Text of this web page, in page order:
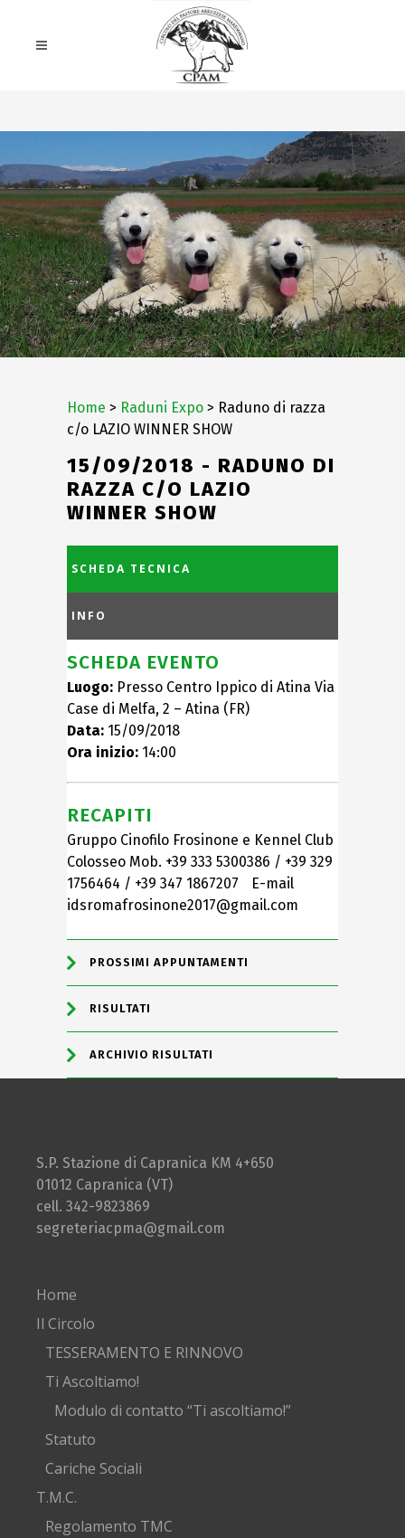
Home > Raduni Expo > Raduno di razza
c/o LAZIO WINNER SHOW
15/09/2018 - RADUNO DI
RAZZA C/O LAZIO
WINNER SHOW
SCHEDA TECNICA
INFO
SCHEDA EVENTO
Luogo: Presso Centro Ippico di Atina Via
Case di Melfa, 2 – Atina (FR)
Data: 15/09/2018
Ora inizio: 14:00
RECAPITI
Gruppo Cinofilo Frosinone e Kennel Club
Colosseo Mob. +39 333 5300386 / +39 329
1756464 / +39 347 1867207 E-mail
idsromafrosinone2017@gmail.com
PROSSIMI APPUNTAMENTI
RISULTATI
ARCHIVIO RISULTATI
S.P. Stazione di Capranica KM 4+650
01012 Capranica (VT)
cell. 342-9823869
segreteriacpma@gmail.com
Home
Il Circolo
TESSERAMENTO E RINNOVO
Ti Ascoltiamo!
Modulo di contatto “Ti ascoltiamo!”
Statuto
Cariche Sociali
T.M.C.
Regolamento TMC